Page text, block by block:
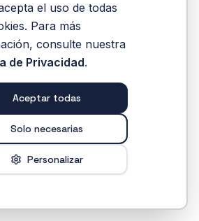
el uso de todas
Para más
consulte nuestra
de Privacidad.
Aceptar todas
Solo necesarias
Personalizar